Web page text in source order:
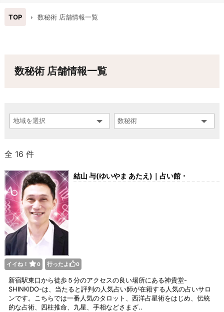
TOP 数秘術 店舗情報一覧
数秘術 店舗情報一覧
全 16 件
結山 与(ゆいやま あたえ)｜占い館・
イイね！ 0 行ったよ 0
新宿駅東口から徒歩５分のアクセスの良い場所にある神貴堂-
SHINKIDO-は、当たると評判の人気占い師が在籍する人気の占いサロ
ンです。こちらでは一番人気のタロット、西洋占星術をはじめ、伝統
的な占術、四柱推命、九星、手相などさまざ..